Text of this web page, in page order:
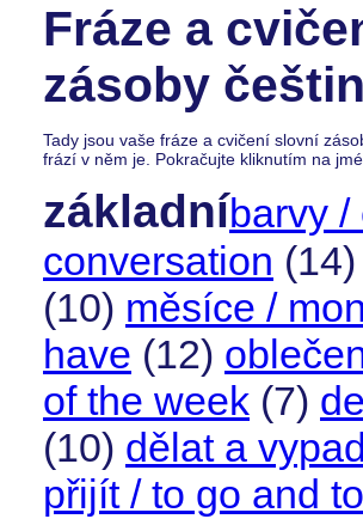
Fráze a
zásoby
Tady jsou vaše fráze a cvičení slovní
frází v něm je. Pokračujte kliknutím na
základníbarvy
conversation
(10) měsíce /
have (12)
of the week (7)
(10) dělat a
přijít / to go and